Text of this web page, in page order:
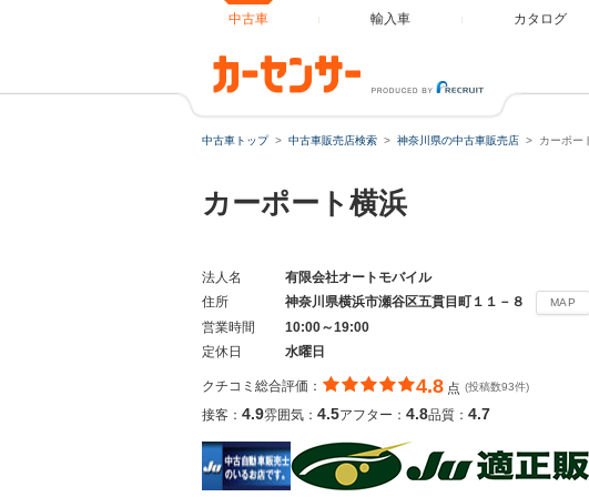
中古車 輸入車 カタログ
中古車トップ 中古車販売店検索 神奈川県の中古車販売店 カーポー
カーポート横浜
法人名
有限会社オートモバイル
住所
神奈川県横浜市瀬谷区五貫目町１１－８ MAP
営業時間
10:00～19:00
定休日
水曜日
クチコミ総合評価： 4.8 点 (投稿数93件)
接客： 4.9雰囲気： 4.5アフター： 4.8品質： 4.7